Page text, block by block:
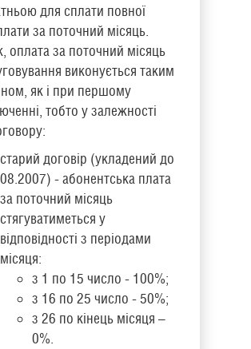
для сплати повної
за поточний місяць.
оплата за поточний місяць
виконується таким
як і при першому
тобто у залежності
старий договір (укладений до
08.2007) - абонентська плата
за поточний місяць
стягуватиметься у
відповідності з періодами
місяця:
з 1 по 15 число - 100%;
з 16 по 25 число - 50%;
з 26 по кінець місяця –
0%.